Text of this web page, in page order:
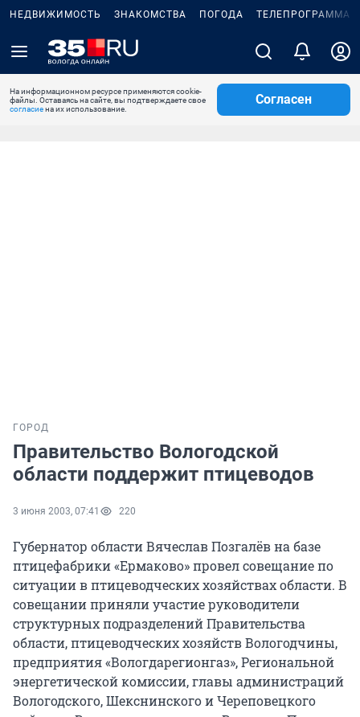
НЕДВИЖИМОСТЬ ЗНАКОМСТВА ПОГОДА ТЕЛЕПРОГРАММА
На информационном ресурсе применяются cookie-
файлы. Оставаясь на сайте, вы подтверждаете свое
согласиена их использование.
Согласен
ГОРОД
Правительство Вологодской
области поддержит птицеводов
3 июня 2003, 07:41 220
Губернатор области Вячеслав Позгалёв на базе
птицефабрики «Ермаково» провел совещание по
ситуации в птицеводческих хозяйствах области. В
совещании приняли участие руководители
структурных подразделений Правительства
области, птицеводческих хозяйств Вологодчины,
предприятия «Вологдарегионгаз», Региональной
энергетической комиссии, главы администраций
Вологодского, Шекснинского и Череповецкого